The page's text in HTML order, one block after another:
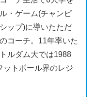
・ゲーム(チャンピ
ップ)に導いたただ
コーチ。11年率いた
ルダム大では1988
ットボール界のレジ